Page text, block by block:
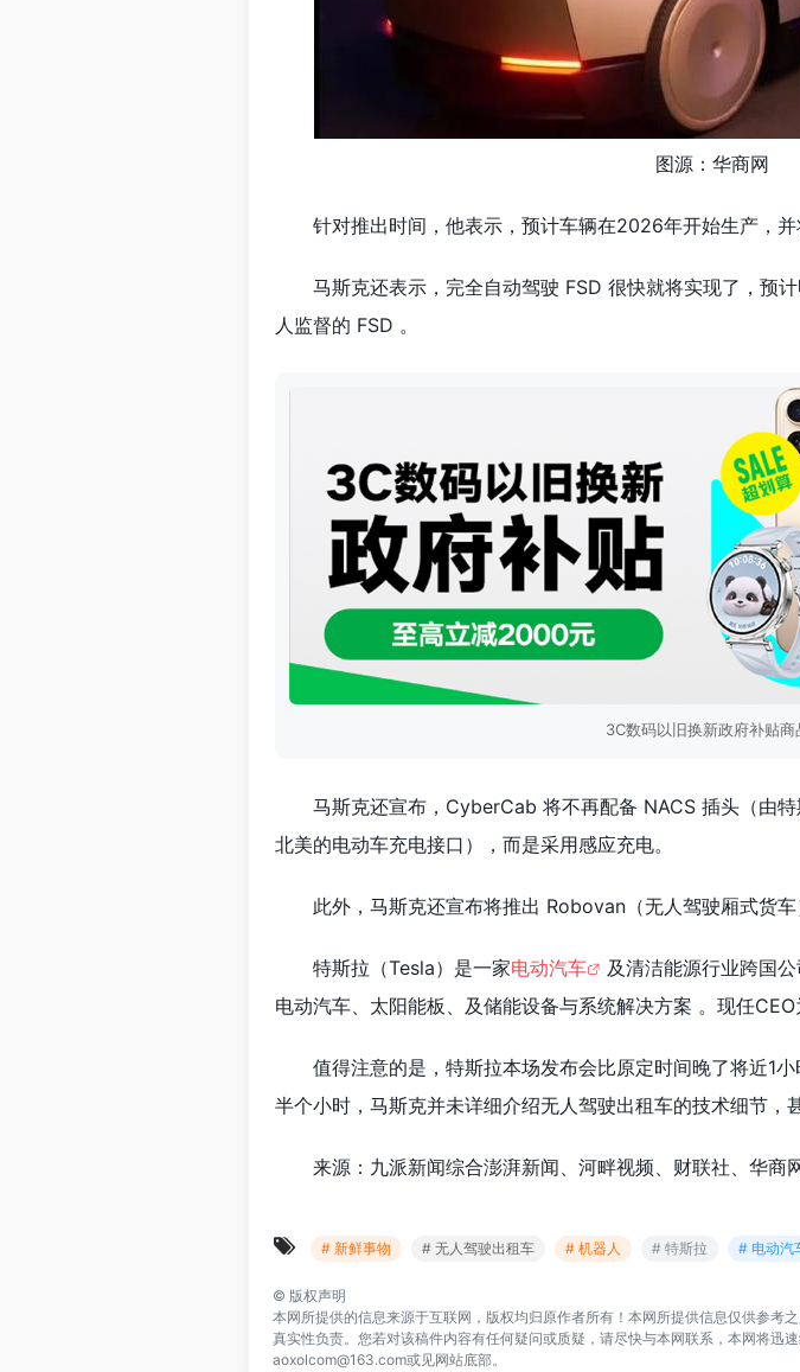
图源：华商网
针对推出时间，他表示，预计车辆在2026年开始生产，并
马斯克还表示，完全自动驾驶 FSD 很快就将实现了，预
人监督的 FSD 。
3C数码以旧换新政府补贴商
马斯克还宣布，CyberCab 将不再配备 NACS 插头（由
北美的电动车充电接口），而是采用感应充电。
此外，马斯克还宣布将推出 Robovan（无人驾驶厢式货
特斯拉（Tesla）是一家电动汽车
及清洁能源行业跨国
电动汽车、太阳能板、及储能设备与系统解决方案 。现任CEO
值得注意的是，特斯拉本场发布会比原定时间晚了将近1
半个小时，马斯克并未详细介绍无人驾驶出租车的技术细节，
来源：九派新闻综合澎湃新闻、河畔视频、财联社、华商
# 新鲜事物 # 无人驾驶出租车 # 机器人 # 特斯拉 # 电动汽
© 版权声明
本网所提供的信息来源于互联网，版权均归原作者所有！本网所提供信息仅供参考
真实性负责。您若对该稿件内容有任何疑问或质疑，请尽快与本网联系，本网将迅
aoxolcom@163.com或见网站底部。